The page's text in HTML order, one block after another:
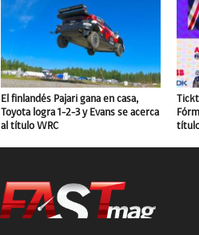
El finlandés Pajari gana en casa,
Toyota logra 1-2-3 y Evans se acerca
al título WRC